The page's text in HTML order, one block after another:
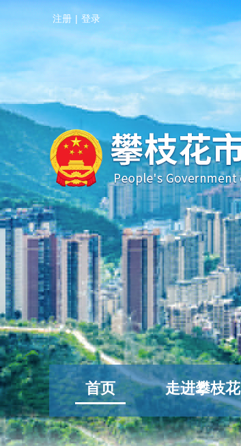
注册 | 登录
首页 走进攀枝花